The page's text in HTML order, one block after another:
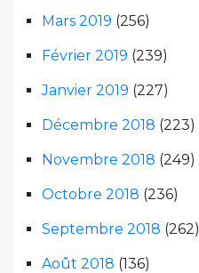
Mars 2019 (256)
Février 2019 (239)
Janvier 2019 (227)
Décembre 2018 (223)
Novembre 2018 (249)
Octobre 2018 (236)
Septembre 2018 (262)
Août 2018 (136)